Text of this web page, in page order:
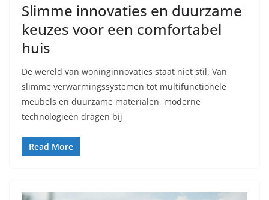
Slimme innovaties en duurzame
keuzes voor een comfortabel
huis
De wereld van woninginnovaties staat niet stil. Van
slimme verwarmingssystemen tot multifunctionele
meubels en duurzame materialen, moderne
technologieën dragen bij
Read More